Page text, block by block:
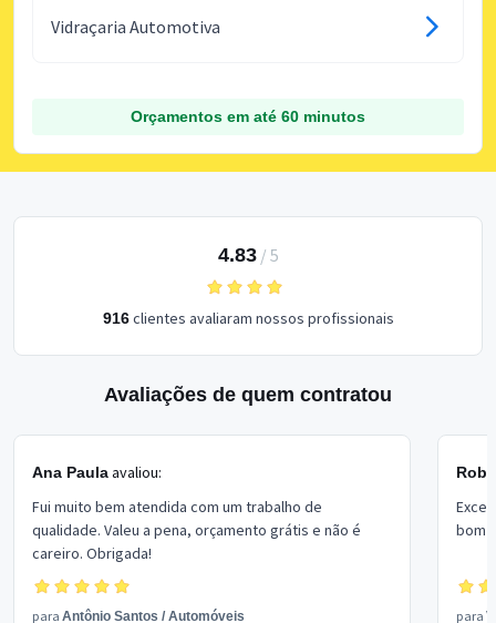
Vidraçaria Automotiva
Orçamentos em até 60 minutos
4.83/ 5
916clientes avaliaram nossos profissionais
Avaliações de quem contratou
Ana Paulaavaliou:
Fui muito bem atendida com um trabalho de
qualidade. Valeu a pena, orçamento grátis e não é
careiro. Obrigada!
para Antônio Santos / Automóveis
bom
para